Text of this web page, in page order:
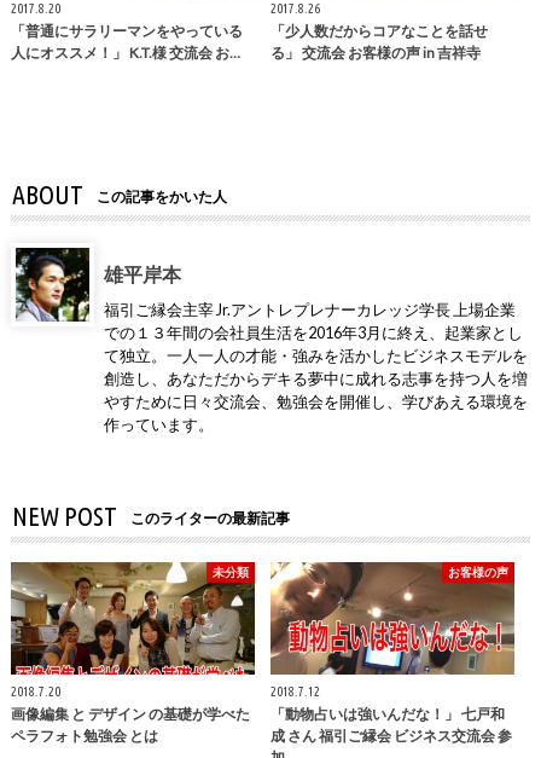
2017.8.20
「普通にサラリーマンをやっている
人にオススメ！」 K.T.様 交流会 お…
2017.8.26
「少人数だからコアなことを話せ
る」 交流会 お客様の声 in 吉祥寺
ABOUT この記事をかいた人
雄平岸本
福引ご縁会主宰 Jr.アントレプレナーカレッジ学長 上場企業
での１３年間の会社員生活を2016年3月に終え、起業家とし
て独立。一人一人の才能・強みを活かしたビジネスモデルを
創造し、あなただからデキる夢中に成れる志事を持つ人を増
やすために日々交流会、勉強会を開催し、学びあえる環境を
作っています。
NEW POST このライターの最新記事
未分類
2018.7.20
画像編集 と デザイン の基礎が学べた
ペラフォト勉強会 とは
お客様の声
2018.7.12
「動物占いは強いんだな！」 七戸和
成 さん 福引ご縁会 ビジネス交流会 参